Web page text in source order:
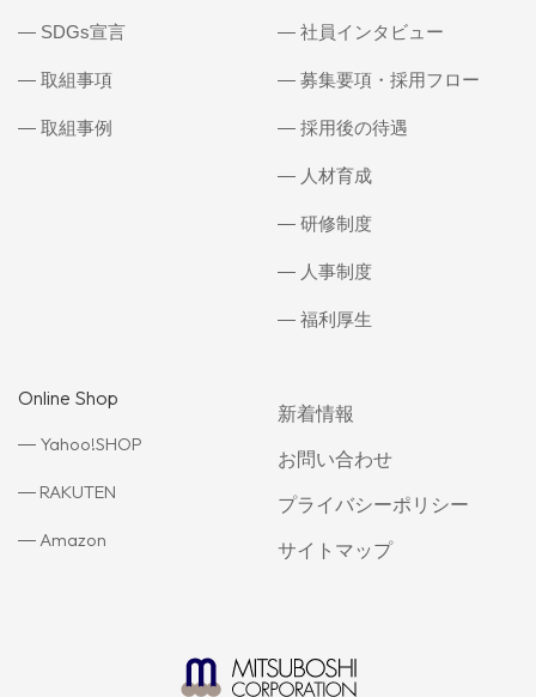
SDGs宣言
取組事項
取組事例
社員インタビュー
募集要項・採用フロー
採用後の待遇
人材育成
研修制度
人事制度
福利厚生
Online Shop
Yahoo!SHOP
RAKUTEN
Amazon
新着情報
お問い合わせ
プライバシーポリシー
サイトマップ